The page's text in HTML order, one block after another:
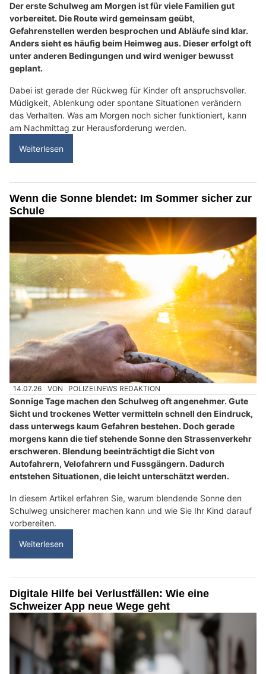
Der erste Schulweg am Morgen ist für viele Familien gut
vorbereitet. Die Route wird gemeinsam geübt,
Gefahrenstellen werden besprochen und Abläufe sind klar.
Anders sieht es häufig beim Heimweg aus. Dieser erfolgt oft
unter anderen Bedingungen und wird weniger bewusst
geplant.
Dabei ist gerade der Rückweg für Kinder oft anspruchsvoller.
Müdigkeit, Ablenkung oder spontane Situationen verändern
das Verhalten. Was am Morgen noch sicher funktioniert, kann
am Nachmittag zur Herausforderung werden.
Weiterlesen
Wenn die Sonne blendet: Im Sommer sicher zur
Schule
14.07.26 VON POLIZEI.NEWS REDAKTION
Sonnige Tage machen den Schulweg oft angenehmer. Gute
Sicht und trockenes Wetter vermitteln schnell den Eindruck,
dass unterwegs kaum Gefahren bestehen. Doch gerade
morgens kann die tief stehende Sonne den Strassenverkehr
erschweren. Blendung beeinträchtigt die Sicht von
Autofahrern, Velofahrern und Fussgängern. Dadurch
entstehen Situationen, die leicht unterschätzt werden.
In diesem Artikel erfahren Sie, warum blendende Sonne den
Schulweg unsicherer machen kann und wie Sie Ihr Kind darauf
vorbereiten.
Weiterlesen
Digitale Hilfe bei Verlustfällen: Wie eine
Schweizer App neue Wege geht